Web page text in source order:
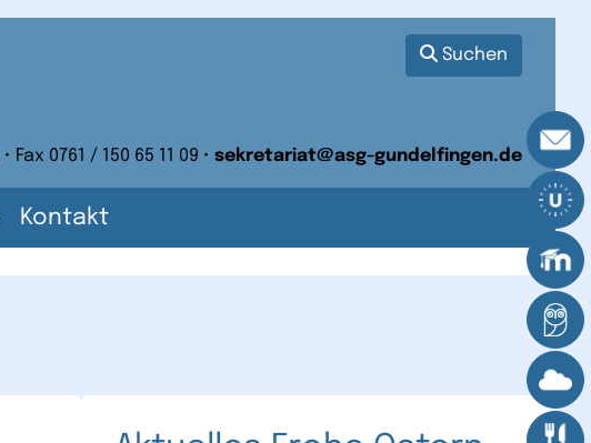
Suchen
• Fax 0761 / 150 65 11 09 • sekretariat@asg-gundelfingen.de
Kontakt